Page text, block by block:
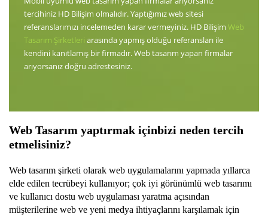
tercihiniz HD Bilişim olmalıdır. Yaptığımız web sitesi
referanslarımızı incelemeden karar vermeyiniz. HD Bilişim Web
Tasarım Şirketleri arasında yapmış olduğu referansları ile
kendini kanıtlamış bir firmadır. Web tasarım yapan firmalar
arıyorsanız doğru adrestesiniz.
Web Tasarım yaptırmak içinbizi neden tercih
etmelisiniz?
Web tasarım şirketi olarak web uygulamalarını yapmada yıllarca
elde edilen tecrübeyi kullanıyor; çok iyi görünümlü web tasarımı
ve kullanıcı dostu web uygulaması yaratma açısından
müşterilerine web ve yeni medya ihtiyaçlarını karşılamak için